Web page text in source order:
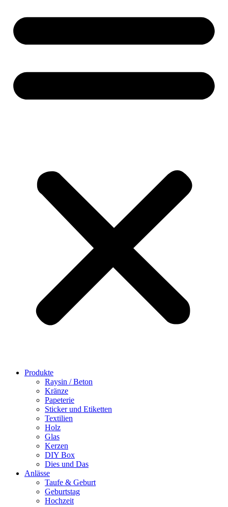
Produkte
Raysin / Beton
Kränze
Papeterie
Sticker und Etiketten
Textilien
Holz
Glas
Kerzen
DIY Box
Dies und Das
Anlässe
Taufe & Geburt
Geburtstag
Hochzeit